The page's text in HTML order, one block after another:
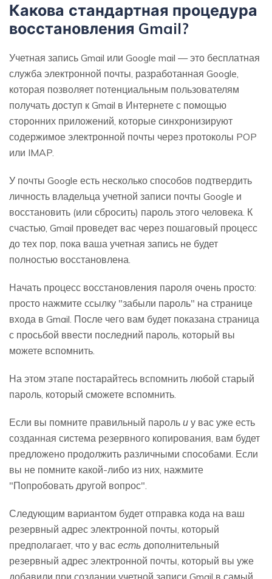
Какова стандартная процедура
восстановления Gmail?
Учетная запись Gmail или Google mail — это бесплатная
служба электронной почты, разработанная Google,
которая позволяет потенциальным пользователям
получать доступ к Gmail в Интернете с помощью
сторонних приложений, которые синхронизируют
содержимое электронной почты через протоколы POP
или IMAP.
У почты Google есть несколько способов подтвердить
личность владельца учетной записи почты Google и
восстановить (или сбросить) пароль этого человека. К
счастью, Gmail проведет вас через пошаговый процесс
до тех пор, пока ваша учетная запись не будет
полностью восстановлена.
Начать процесс восстановления пароля очень просто:
просто нажмите ссылку "забыли пароль" на странице
входа в Gmail. После чего вам будет показана страница
с просьбой ввести последний пароль, который вы
можете вспомнить.
На этом этапе постарайтесь вспомнить любой старый
пароль, который сможете вспомнить.
Если вы помните правильный пароль и у вас уже есть
созданная система резервного копирования, вам будет
предложено продолжить различными способами. Если
вы не помните какой-либо из них, нажмите
"Попробовать другой вопрос".
Следующим вариантом будет отправка кода на ваш
резервный адрес электронной почты, который
предполагает, что у вас есть дополнительный
резервный адрес электронной почты, который вы уже